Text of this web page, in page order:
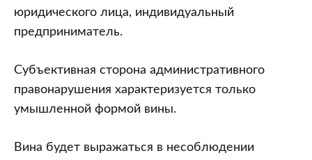
юридического лица, индивидуальный
предприниматель.
Субъективная сторона административного
правонарушения характеризуется только
умышленной формой вины.
Вина будет выражаться в несоблюдении